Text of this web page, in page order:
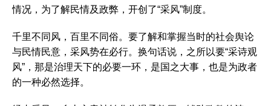
情况，为了解民情及政弊，开创了“采风”制度。
千里不同风，百里不同俗。要了解和掌握当时的社会舆论
与民情民意，采风势在必行。换句话说，之所以要“采诗观
风”，那是治理天下的必要一环，是国之大事，也是为政者
的一种必然选择。